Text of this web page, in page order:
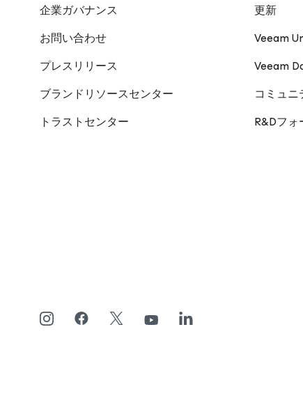
企業ガバナンス
お問い合わせ
プレスリリース
ブランドリソースセンター
トラストセンター
更新
Veeam
Veeam
コミュ
R&Dフ